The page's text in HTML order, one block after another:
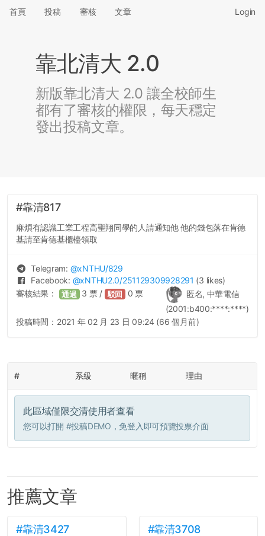
首頁 投稿 審核 文章 Login
靠北清大 2.0
新版靠北清大 2.0 讓全校師生
都有了審核的權限，每天穩定
發出投稿文章。
#靠清817
麻煩有認識工業工程高聖翔同學的人請通知他 他的錢包落在肯德
基請至肯德基櫃檯領取
Telegram: @xNTHU/829
Facebook: @xNTHU2.0/251129309928291 (3 likes)
匿名, 中華電信
(2001:b400:****:****)
審核結果： 通過 3 票 / 駁回 0 票
投稿時間： 2021 年 02 月 23 日 09:24 (66 個月前)
# 系級 暱稱 理由
此區域僅限交清使用者查看
您可以打開 #投稿DEMO ，免登入即可預覽投票介面
推薦文章
#靠清3427 #靠清3708